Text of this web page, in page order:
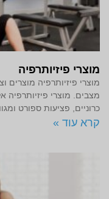
מוצרי פיזיותרפיה
מוצרי פיזיותרפיה מוצרים
מצבים. מוצרי פיזיותרפיה
כרוניים, פציעות ספורט
קרא עוד »